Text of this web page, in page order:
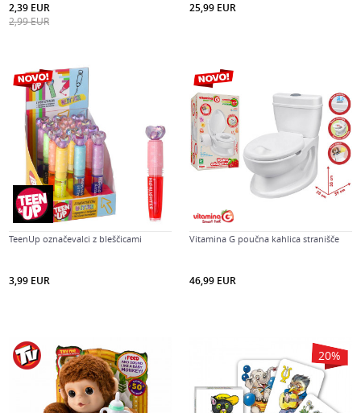
2,39 EUR
2,99EUR
25,99 EUR
TeenUp označevalci z bleščicami
3,99 EUR
Vitamina G poučna kahlica stranišče
46,99 EUR
20%